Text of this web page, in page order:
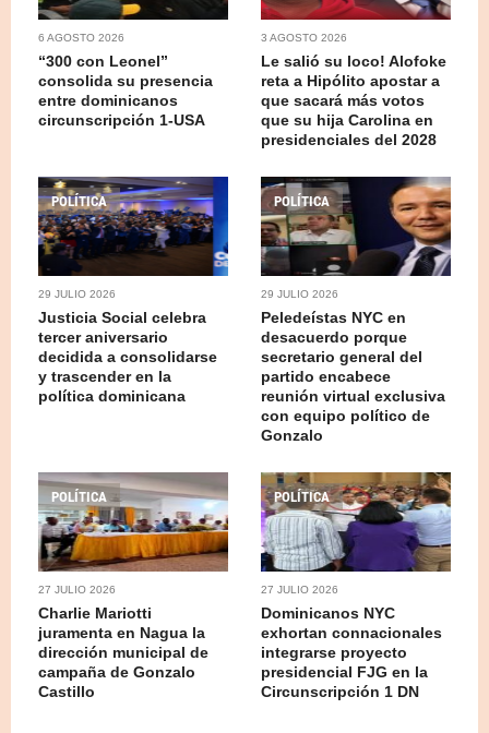
6 AGOSTO 2026
“300 con Leonel”
consolida su presencia
entre dominicanos
circunscripción 1-USA
3 AGOSTO 2026
Le salió su loco! Alofoke
reta a Hipólito apostar a
que sacará más votos
que su hija Carolina en
presidenciales del 2028
POLÍTICA
29 JULIO 2026
Justicia Social celebra
tercer aniversario
decidida a consolidarse
y trascender en la
política dominicana
POLÍTICA
29 JULIO 2026
Peledeístas NYC en
desacuerdo porque
secretario general del
partido encabece
reunión virtual exclusiva
con equipo político de
Gonzalo
POLÍTICA
27 JULIO 2026
Charlie Mariotti
juramenta en Nagua la
dirección municipal de
campaña de Gonzalo
Castillo
POLÍTICA
27 JULIO 2026
Dominicanos NYC
exhortan connacionales
integrarse proyecto
presidencial FJG en la
Circunscripción 1 DN